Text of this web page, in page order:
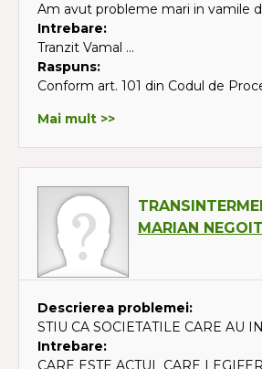
Am avut probleme mari in vamile
Intrebare:
Tranzit Vamal ...
Raspuns:
Conform art. 101 din Codul de
Mai mult >>
MARIAN
Descrierea problemei:
STIU CA SOCIETATILE CARE AU
Intrebare:
CARE ESTE ACTUL CARE